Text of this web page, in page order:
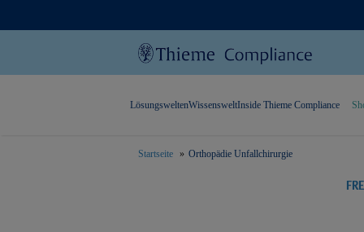
LösungsweltenWissensweltInside Thieme Compliance
Startseite Orthopädie Unfallchirurgie